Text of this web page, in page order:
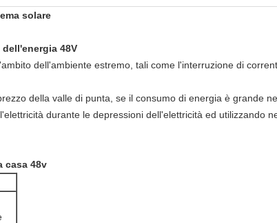
solare
48V
dell'ambiente estremo, tali come l'interruzione di
della valle di punta, se il consumo di energia è grande
durante le depressioni dell'elettricità ed utilizzando
casa 48v